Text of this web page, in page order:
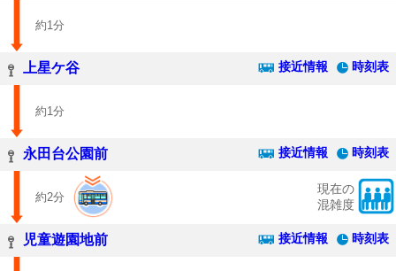
約1分
上星ケ谷 接近情報 時刻表
約1分
永田台公園前 接近情報 時刻表
約2分
現在の
混雑度
児童遊園地前 接近情報 時刻表